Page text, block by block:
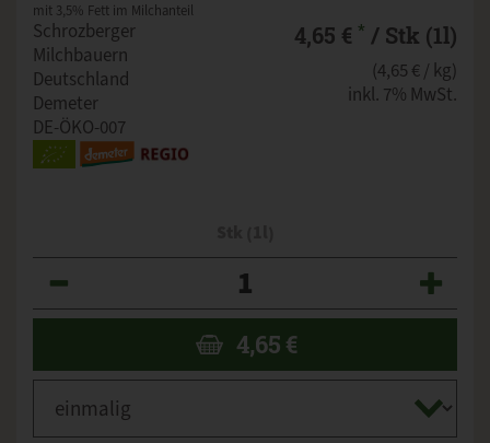
mit 3,5% Fett im Milchanteil
Schrozberger
Milchbauern
Deutschland
Demeter
DE-ÖKO-007
4,65 € * / Stk (1l)
(4,65 € / kg)
inkl. 7% MwSt.
4,65 €